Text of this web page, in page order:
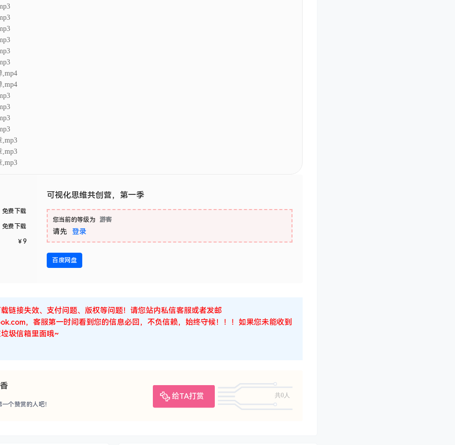
,mp4
,mp4
,mp3
,mp3
,mp3
免费下载
免费下载
￥9
可视化思维共创营，第一季
您当前的等级为 游客
请先 登录
百度网盘
链接失效、支付问题、版权等问题！请您站内私信客服或者发邮
，客服第一时间看到您的信息必回，不负信赖，始终守候！！！如果您未能收到
圾信箱里面哦~
给TA打赏
共0人
个赞赏的人吧！